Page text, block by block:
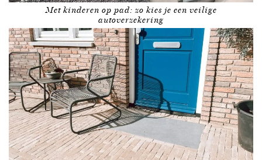
Met kinderen op pad: zo kies je een veilige
autoverzekering